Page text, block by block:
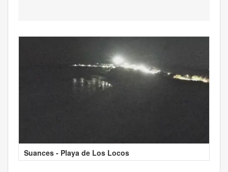
Suances - Playa de Los Locos